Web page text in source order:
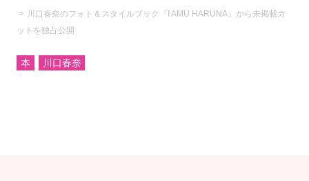
川口春奈のフォト＆スタイルブック『I AMU HARUNA』から未掲載カ
ットを独占公開
本 川口春奈